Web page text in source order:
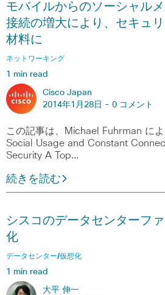
モバイルからのソーシャル
接続の増大により、セキュ
材料に
ネットワーキング
1 min read
Cisco Japan
2014年1月28日 - 0 コメント
この記事は、Michael Fuhrman に
Social Usage and Constant
Security A Top…
続きを読む
シスコのデータセンターフ
化
データセンター/仮想化
1 min read
大平 伸一